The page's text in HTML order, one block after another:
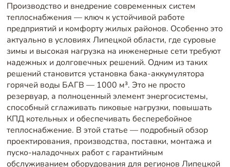
Производство и внедрение современных систем
теплоснабжения — ключ к устойчивой работе
предприятий и комфорту жилых районов. Особенно это
актуально в условиях Липецкой области, где суровые
зимы и высокая нагрузка на инженерные сети требуют
надежных и долговечных решений. Одним из таких
решений становится установка бака-аккумулятора
горячей воды БАГВ — 1000 м³. Это не просто
резервуар, а полноценный элемент энергосистемы,
способный сглаживать пиковые нагрузки, повышать
КПД котельных и обеспечивать бесперебойное
теплоснабжение. В этой статье — подробный обзор
проектирования, производства, поставки, монтажа и
пуско-наладочных работ с гарантийным
обслуживанием оборудования для регионов Липецкой